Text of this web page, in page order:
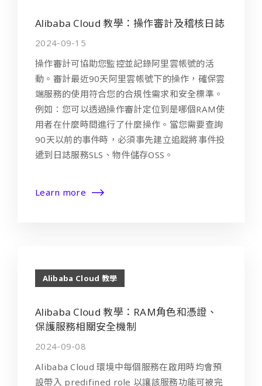
Alibaba Cloud 教學：操作審計及稽核日誌
2024-09-15
操作審計可協助您監控並記錄阿里雲帳號的活
動。審計最近90天阿里雲帳號下的操作，確保雲
端服務的使用符合您的合規性需求和安全標準。
例如：您可以透過操作審計定位到是哪個RAM使
用者在什麼時間進行了什麼操作。當您需要查詢
90天以前的事件時，必須事先建立追蹤將事件投
遞到日誌服務SLS、物件儲存OSS。
Learn more
Alibaba Cloud 教學
Alibaba Cloud 教學：RAM角色和憑證、
保護服務相關安全機制
2024-09-08
Alibaba Cloud 環境中每個服務在啟用時均會預
設帶入 predifined role 以讓該服務功能可被完